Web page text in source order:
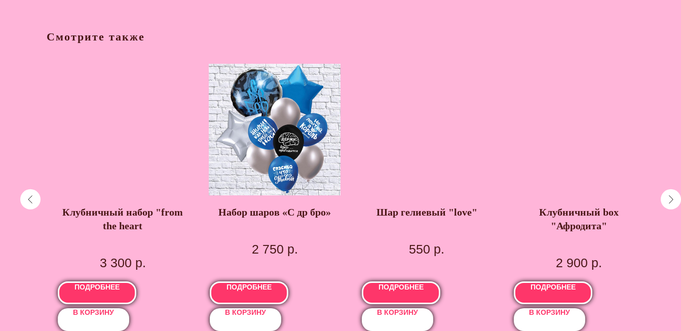
Смотрите также
Клубничный набор "from
the heart
3 300 р.
ПОДРОБНЕЕ
В КОРЗИНУ
Набор шаров «С др бро»
2 750 р.
ПОДРОБНЕЕ
В КОРЗИНУ
Шар гелиевый "love"
550 р.
ПОДРОБНЕЕ
В КОРЗИНУ
Клубничный box
"Афродита"
2 900 р.
ПОДРОБНЕЕ
В КОРЗИНУ